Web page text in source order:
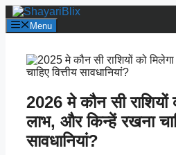
Skip
to
content
Menu
2026 मे कौन सी राशियों
लाभ, और किन्हें रखना
सावधानियां?